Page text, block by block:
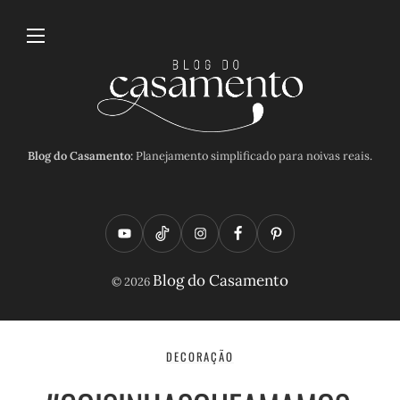
Blog do Casamento:Planejamento simplificado para noivas reais.
Y
o
t
T
i
t
o
I
n
t
a
F
a
e
P
i
t
© 2026 Blog do Casamento
DECORAÇÃO